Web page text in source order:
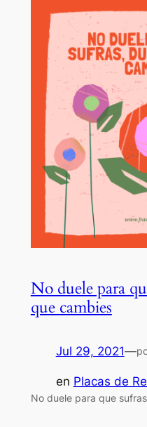
No duele para
que cambies
Jul 29, 2021—
en Placas de
No duele para que